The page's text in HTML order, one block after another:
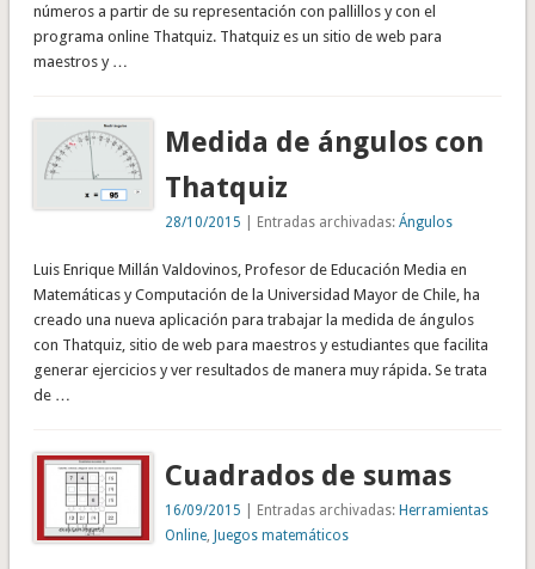
números a partir de su representación con pallillos y con el
programa online Thatquiz. Thatquiz es un sitio de web para
maestros y …
Medida de ángulos con
Thatquiz
28/10/2015 | Entradas archivadas:Ángulos
Luis Enrique Millán Valdovinos, Profesor de Educación Media en
Matemáticas y Computación de la Universidad Mayor de Chile, ha
creado una nueva aplicación para trabajar la medida de ángulos
con Thatquiz, sitio de web para maestros y estudiantes que facilita
generar ejercicios y ver resultados de manera muy rápida. Se trata
de …
Cuadrados de sumas
16/09/2015 | Entradas archivadas:Herramientas
Online ,Juegos matemáticos